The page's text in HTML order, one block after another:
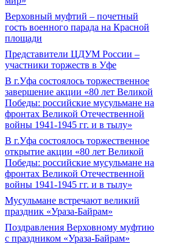
Верховный муфтий – почетный
гость военного парада на Красной
площади
Представители ЦДУМ России –
участники торжеств в Уфе
В г.Уфа состоялось торжественное
завершение акции «80 лет Великой
Победы: российские мусульмане на
фронтах Великой Отечественной
войны 1941-1945 гг. и в тылу»
В г.Уфа состоялось торжественное
открытие акции «80 лет Великой
Победы: российские мусульмане на
фронтах Великой Отечественной
войны 1941-1945 гг. и в тылу»
Мусульмане встречают великий
праздник «Ураза-Байрам»
Поздравления Верховному муфтию
с праздником «Ураза-Байрам»